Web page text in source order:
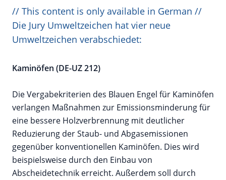
// This content is only available in German //
Die Jury Umweltzeichen hat vier neue
Umweltzeichen verabschiedet:
Kaminöfen (DE-UZ 212)
Die Vergabekriterien des Blauen Engel für Kaminöfen
verlangen Maßnahmen zur Emissionsminderung für
eine bessere Holzverbrennung mit deutlicher
Reduzierung der Staub- und Abgasemissionen
gegenüber konventionellen Kaminöfen. Dies wird
beispielsweise durch den Einbau von
Abscheidetechnik erreicht. Außerdem soll durch